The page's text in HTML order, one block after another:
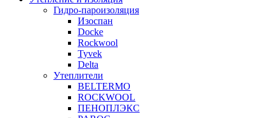
Гидро-пароизоляция
Изоспан
Docke
Rockwool
Tyvek
Delta
Утеплители
BELTERMO
ROCKWOOL
ПЕНОПЛЭКС